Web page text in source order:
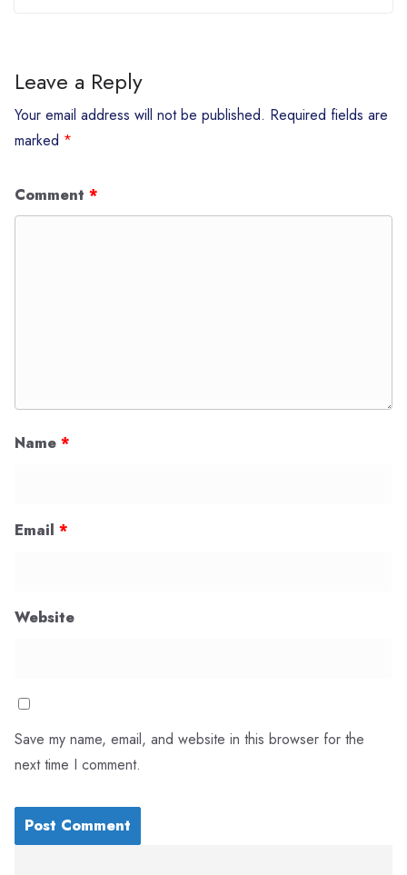
Leave a Reply
Your email address will not be published. Required fields are
marked *
Comment *
Name *
Email *
Website
Save my name, email, and website in this browser for the
next time I comment.